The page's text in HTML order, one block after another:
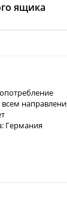
ящика
Германия